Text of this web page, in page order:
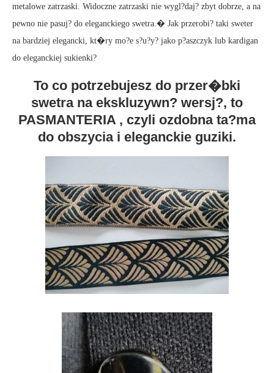
metalowe zatrzaski. Widoczne zatrzaski nie wygl?daj? zbyt dobrze, a na
pewno nie pasuj? do eleganckiego swetra.� Jak przerobi? taki sweter
na bardziej elegancki, kt�ry mo?e s?u?y? jako p?aszczyk lub kardigan
do eleganckiej sukienki?
To co potrzebujesz do przer�bki
swetra na ekskluzywn? wersj?, to
PASMANTERIA , czyli ozdobna ta?ma
do obszycia i eleganckie guziki.